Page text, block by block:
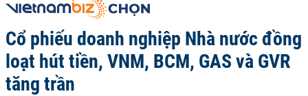
Cổ phiếu doanh nghiệp Nhà nước đồng
loạt hút tiền, VNM, BCM, GAS và GVR
tăng trần